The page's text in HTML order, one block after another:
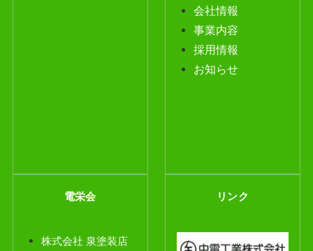
会社情報
事業内容
採用情報
お知らせ
電栄会
株式会社 泉塗装店
リンク